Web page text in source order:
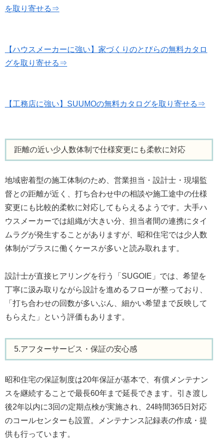
を取り寄せる⇒
【ハウスメーカーに強い】家づくりのとびらの無料カタロ
グを取り寄せる⇒
【工務店に強い】SUUMOの無料カタログを取り寄せる⇒
距離の近い少人数体制で仕様変更にも柔軟に対応
地域密着型の施工体制のため、営業担当・設計士・現場監
督との距離が近く、打ち合わせ中の相談や施工途中の仕様
変更にも比較的柔軟に対応してもらえるようです。大手ハ
ウスメーカーでは組織が大きい分、担当者間の連携にタイ
ムラグが発生することがありますが、昭和住宅では少人数
体制がプラスに働くケースが多いと読み取れます。
設計士が直接ヒアリングを行う「SUGOIE」では、希望を
丁寧に汲み取りながら設計を進めるフローが整っており、
「打ち合わせの回数が多いぶん、細かい希望まで反映して
もらえた」という評価もあります。
5.アフターサービス・保証の安心感
昭和住宅の保証制度は20年保証が基本で、有償メンテナン
スを継続することで最長60年まで延長できます。引き渡し
後2年以内に3回の定期点検が実施され、24時間365日対応
のコールセンターも設置。メンテナンス記録表の作成・提
供も行っています。